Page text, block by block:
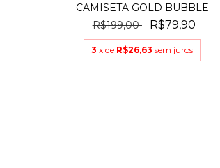
CAMISETA GOLD BUBBLE
R$199,00
R$79,90
3 x de R$26,63 sem juros